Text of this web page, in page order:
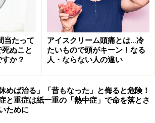
飛散がピークを迎える時期です。
上昇と寒暖差が続いたことに加え、ゴ
後の疲れが重なり、自律神経の乱れが
風邪」はこれらの環境因子やアレルギ
と考えられています。気道粘膜がこれ
当たって
ぬこと
か？
アイスクリーム頭痛とは…冷
たいもので頭がキーン！なる
人・ならない人の違い
休めば治る」「昔もなった」と侮ると危険！
と重症は紙一重の「熱中症」で命を落とさ
ために